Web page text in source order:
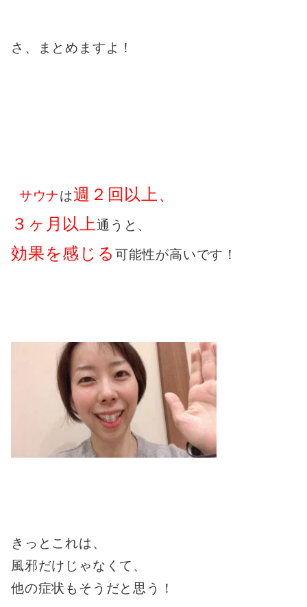
さ、まとめますよ！
サウナは週２回以上、
３ヶ月以上通うと、
効果を感じる 可能性が高いです！
きっとこれは、
風邪だけじゃなくて、
他の症状もそうだと思う！